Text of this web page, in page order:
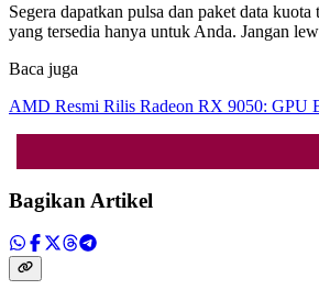
Segera dapatkan pulsa dan paket data
yang tersedia hanya untuk Anda. Jangan
Baca juga
AMD Resmi Rilis Radeon RX 9050: GPU
Bagikan Artikel